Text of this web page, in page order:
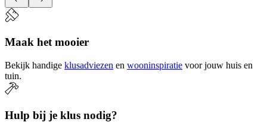
Maak het mooier
Bekijk handige klusadviezen en wooninspiratie voor jouw huis en
tuin.
Hulp bij je klus nodig?